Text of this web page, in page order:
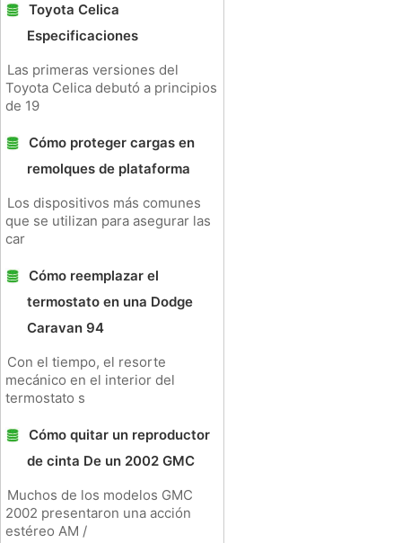
Toyota Celica
Especificaciones
Las primeras versiones del
Toyota Celica debutó a principios
de 19
Cómo proteger cargas en
remolques de plataforma
Los dispositivos más comunes
que se utilizan para asegurar las
car
Cómo reemplazar el
termostato en una Dodge
Caravan 94
Con el tiempo, el resorte
mecánico en el interior del
termostato s
Cómo quitar un reproductor
de cinta De un 2002 GMC
Muchos de los modelos GMC
2002 presentaron una acción
estéreo AM /